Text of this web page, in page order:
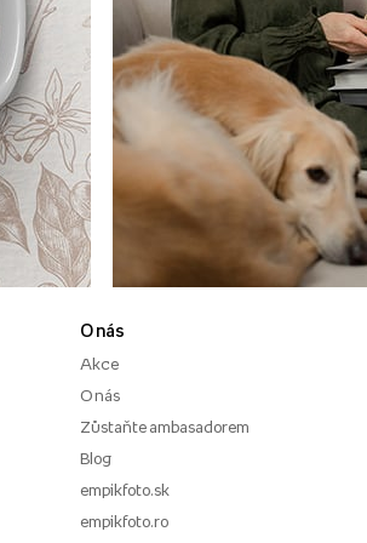
O nás
Akce
O nás
Zůstaňte ambasadorem
Blog
empikfoto.sk
empikfoto.ro